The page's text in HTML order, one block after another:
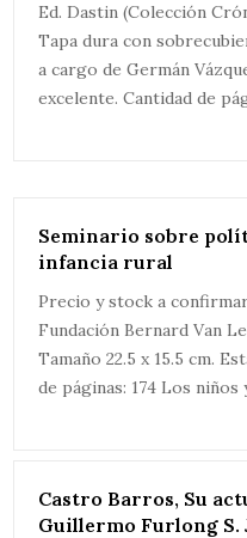
Ed. Dastin (Colección
Tapa dura con
a cargo de Germán
excelente. Cantidad de
Seminario sobre
infancia rural
Precio y stock a
Fundación Bernard Van
Tamaño 22.5 x 15.5 cm.
de páginas: 174 Los
Castro Barros, Su
Guillermo Furlong S.